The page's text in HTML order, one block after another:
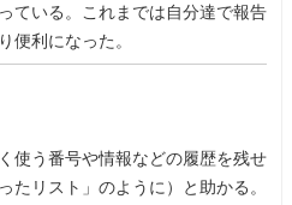
ている。これまでは自分達で報告
便利になった。
使う番号や情報などの履歴を残せ
リスト」のように）と助かる。